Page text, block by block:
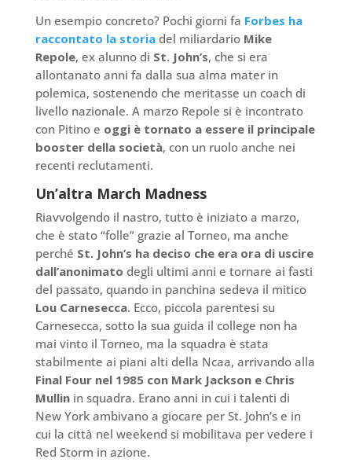
Un esempio concreto? Pochi giorni fa Forbes ha
raccontato la storiadel miliardarioMike
Repole, ex alunno di St. John’s, che si era
allontanato anni fa dalla sua alma mater in
polemica, sostenendo che meritasse un coach di
livello nazionale. A marzo Repole si è incontrato
con Pitino e oggi è tornato a essere il principale
booster della società, con un ruolo anche nei
recenti reclutamenti.
Un’altra March Madness
Riavvolgendo il nastro, tutto è iniziato a marzo,
che è stato “folle” grazie al Torneo, ma anche
perché St. John’s ha deciso che era ora di uscire
dall’anonimato degli ultimi anni e tornare ai fasti
del passato, quando in panchina sedeva il mitico
Lou Carnesecca. Ecco, piccola parentesi su
Carnesecca, sotto la sua guida il college non ha
mai vinto il Torneo, ma la squadra è stata
stabilmente ai piani alti della Ncaa, arrivando alla
Final Four nel 1985 con Mark Jackson e Chris
Mullinin squadra. Erano anni in cui i talenti di
New York ambivano a giocare per St. John’s e in
cui la città nel weekend si mobilitava per vedere i
Red Storm in azione.